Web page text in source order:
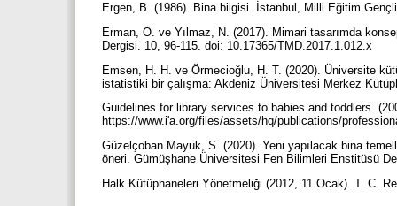
Ergen, B. (1986). Bina bilgisi. İstanbul, Milli Eğitim
Erman, O. ve Yılmaz, N. (2017). Mimari tasarımda
Dergisi. 10, 96-115. doi: 10.17365/TMD.2017.1.012.x
Emsen, H. H. ve Örmecioğlu, H. T. (2020). Üniversite
istatistiki bir çalışma: Akdeniz Üniversitesi Merkez
Guidelines for library services to babies and toddlers.
https://www.i'a.org/files/assets/hq/publications/
Güzelçoban Mayuk, S. (2020). Yeni yapılacak bina
öneri. Gümüşhane Üniversitesi Fen Bilimleri Enstitüsü
Halk Kütüphaneleri Yönetmeliği (2012, 11 Ocak). T. C.